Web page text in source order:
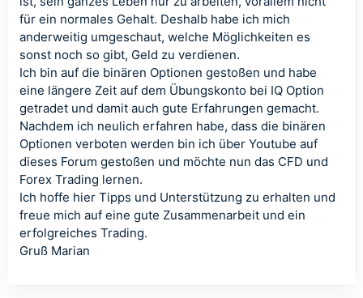
für ein normales Gehalt. Deshalb habe ich mich
anderweitig umgeschaut, welche Möglichkeiten es
sonst noch so gibt, Geld zu verdienen.
Ich bin auf die binären Optionen gestoßen und habe
eine längere Zeit auf dem Übungskonto bei IQ Option
getradet und damit auch gute Erfahrungen gemacht.
Nachdem ich neulich erfahren habe, dass die binären
Optionen verboten werden bin ich über Youtube auf
dieses Forum gestoßen und möchte nun das CFD und
Forex Trading lernen.
Ich hoffe hier Tipps und Unterstützung zu erhalten und
freue mich auf eine gute Zusammenarbeit und ein
erfolgreiches Trading.
Gruß Marian